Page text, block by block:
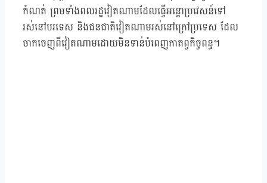
កំណត់ ព្រមទាំងពលរដ្ឋវៀតណាមដែលធ្វើអន្តោប្រវេសន៍ទៅ
រស់នៅបរទេស និងជនជាតិវៀតណាមរស់នៅក្រៅប្រទេស ដែល
ចាកចេញពីវៀតណាមដោយមិនទាន់បំពេញកាតព្វកិច្ចពន្ធ។